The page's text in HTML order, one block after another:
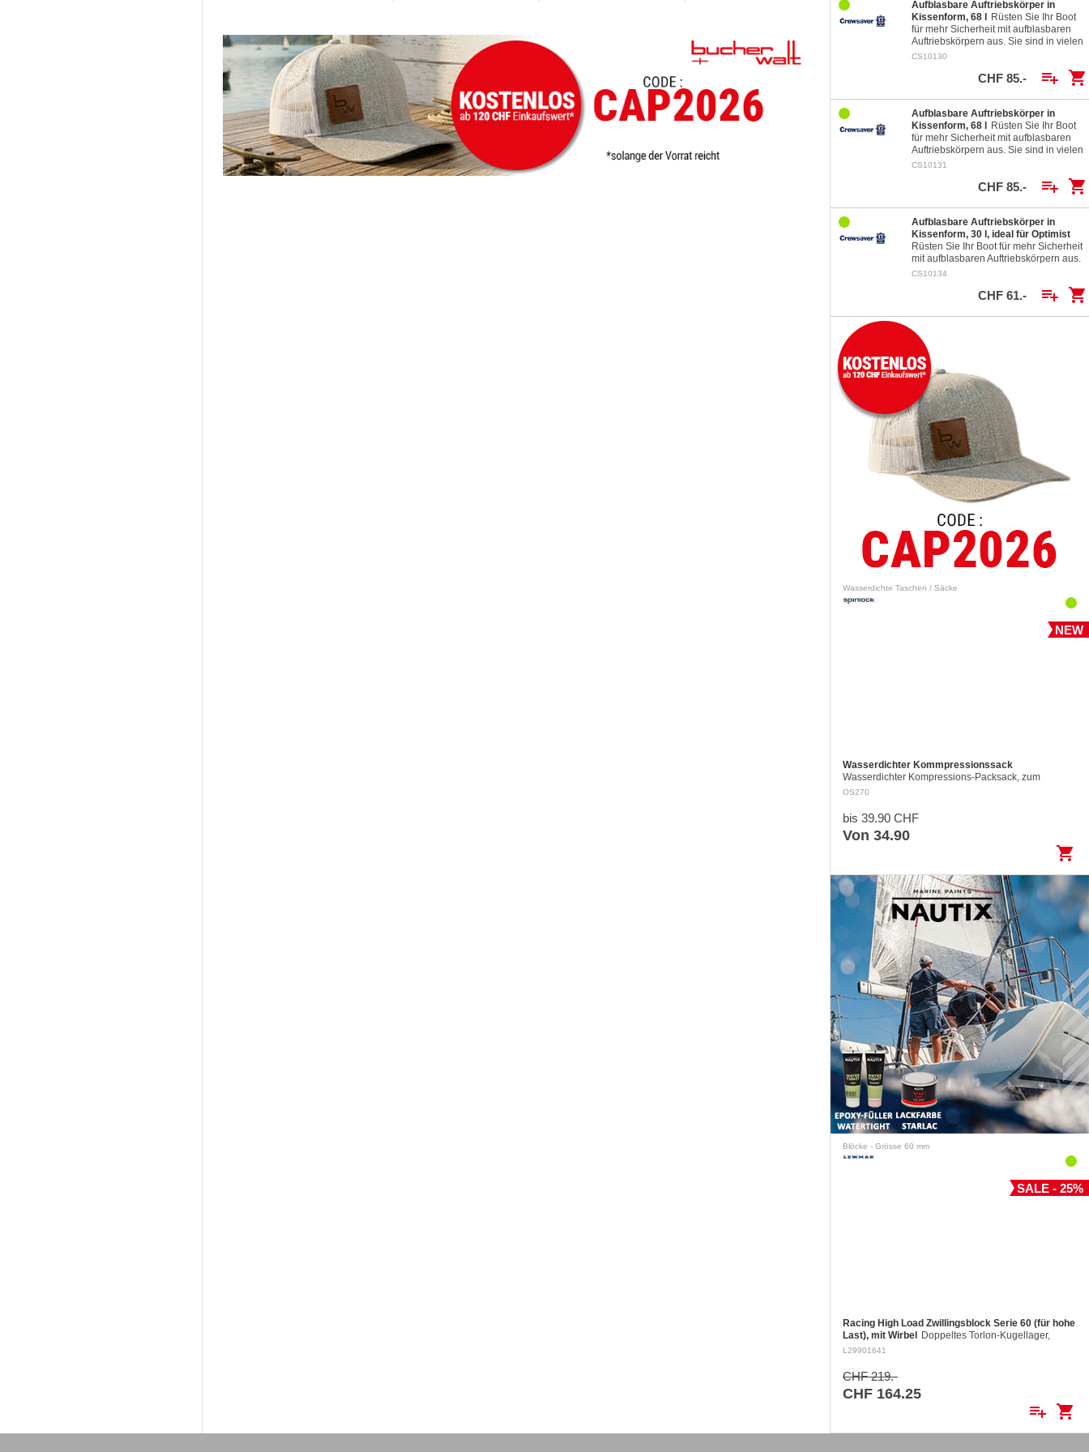
Aufblasbare Auftriebskörper in
Kissenform, 68 l Rüsten Sie Ihr Boot
für mehr Sicherheit mit aufblasbaren
Auftriebskörpern aus. Sie sind in vielen
verschiedenen Grössen und Formen
CS10130
CHF 85.- playlist_add shopping_cart
Aufblasbare Auftriebskörper in
Kissenform, 68 l Rüsten Sie Ihr Boot
für mehr Sicherheit mit aufblasbaren
Auftriebskörpern aus. Sie sind in vielen
verschiedenen Grössen und Formen
CS10131
CHF 85.- playlist_add shopping_cart
Aufblasbare Auftriebskörper in
Kissenform, 30 l, ideal für Optimist
Rüsten Sie Ihr Boot für mehr Sicherheit
mit aufblasbaren Auftriebskörpern aus.
Sie sind in vielen verschiedenen
CS10134
CHF 61.- playlist_add shopping_cart
Wasserdichte Taschen / Säcke
NEW
Wasserdichter Kommpressionssack
Wasserdichter Kompressions-Packsack, zum
Verstauen und trocken halten der Kleider in einer
OS270
bis 39.90 CHF
Von 34.90
shopping_cart
Blöcke - Grösse 60 mm
SALE - 25%
Racing High Load Zwillingsblock Serie 60 (für hohe
Last), mit Wirbel Doppeltes Torlon-Kugellager,
Backen aus gefrästem Aluminium, Rolle aus
60 mm Für Tau bis: ø 12 mm…
L29901641
CHF 219.-
CHF 164.25
playlist_add shopping_cart